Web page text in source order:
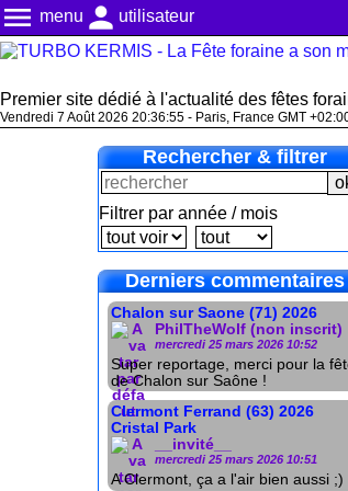
menu menu person utilisateur
Premier site dédié à l'actualité des fêtes
Vendredi 7 Août 2026 20:36:57 - Paris, France GMT
Rechercher & filtrer
Filtrer par année / mois
Derniers commentaires
Chalon sur Saone (71) 2026
PhilTheWolf (non inscrit)
mercredi 25 mars 2026 10:52
Super reportage, merci pour la
de Chalon sur Saône !
Clermont Ferrand (63) 2026
Cristal Park
__invité__
mercredi 25 mars 2026 10:51
A Clermont, ça a l'air bien aussi ;)